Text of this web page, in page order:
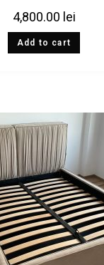
4,800.00 lei
Add to cart